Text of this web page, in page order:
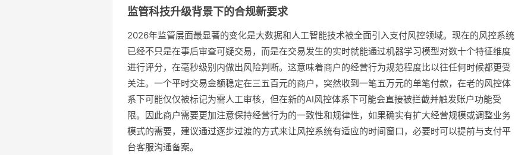
监管科技升级背景下的合规新要求
2026年监管层面最显著的变化是大数据和人工智能技术被全面引入支付风控领域。现在的风控系统
已经不只是在事后审查可疑交易，而是在交易发生的实时就能通过机器学习模型对数十个特征维度
进行评分，在毫秒级别内做出风险判断。这意味着商户的经营行为规范程度比以往任何时候都更受
关注。一个平时交易金额稳定在三五百元的商户，突然收到一笔五万元的单笔付款，在老的风控体
系下可能仅仅被标记为需人工审核，但在新的AI风控体系下可能会直接被拦截并触发账户功能受
限。因此商户需要更加注意保持经营行为的一致性和规律性，如果确实有扩大经营规模或调整业务
模式的需要，建议通过逐步过渡的方式来让风控系统有适应的时间窗口，必要时可以提前与支付平
台客服沟通备案。